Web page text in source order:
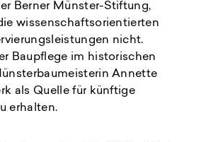
Berner Münster-Stiftung,
wissenschaftsorientierten
nicht.
Baupflege im historischen
Annette
als Quelle für künftige
erhalten.